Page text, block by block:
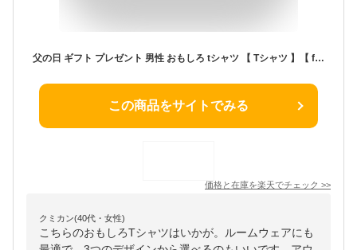
父の日 ギフト プレゼント 男性 おもしろ tシャツ 【 Tシャツ 】【 father's face 】【 左胸 選べる3デザイン×8カラー 】 ビール おつまみ 酒 財布 うなぎ コーヒー パジャマ お父さん パパ しゃれもん
この商品をサイトでみる
価格と在庫を楽天でチェック >>
クミカン(40代・女性)
こちらのおもしろTシャツはいかが。ルームウェアにも